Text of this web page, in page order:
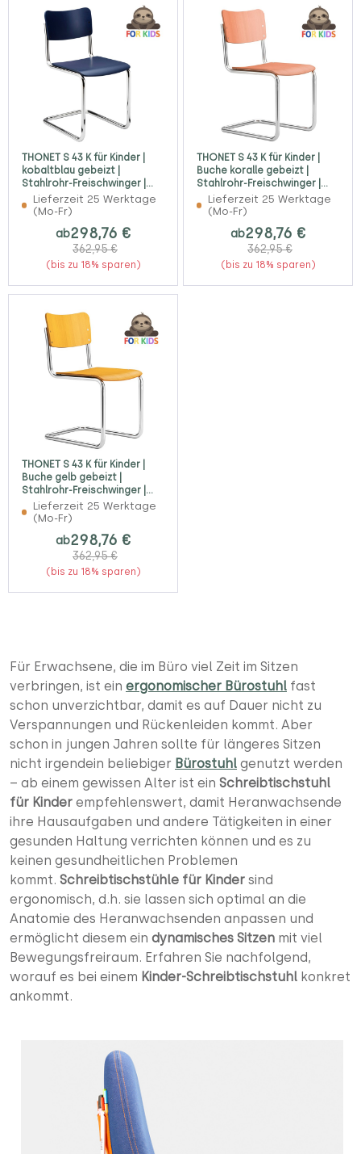
THONET S 43 K für Kinder |
kobaltblau gebeizt |
Stahlrohr-Freischwinger |
Gestell verchromt
Lieferzeit 25 Werktage
(Mo-Fr)
ab298,76 €
362,95 €
(bis zu 18% sparen)
THONET S 43 K für Kinder |
Buche koralle gebeizt |
Stahlrohr-Freischwinger |
Gestell verchromt
Lieferzeit 25 Werktage
(Mo-Fr)
ab298,76 €
362,95 €
(bis zu 18% sparen)
THONET S 43 K für Kinder |
Buche gelb gebeizt |
Stahlrohr-Freischwinger |
Gestell verchromt
Lieferzeit 25 Werktage
(Mo-Fr)
ab298,76 €
362,95 €
(bis zu 18% sparen)
Für Erwachsene, die im Büro viel Zeit im Sitzen
verbringen, ist ein ergonomischer Bürostuhl fast
schon unverzichtbar, damit es auf Dauer nicht zu
Verspannungen und Rückenleiden kommt. Aber
schon in jungen Jahren sollte für längeres Sitzen
nicht irgendein beliebiger Bürostuhl genutzt werden
– ab einem gewissen Alter ist ein Schreibtischstuhl
für Kinder empfehlenswert, damit Heranwachsende
ihre Hausaufgaben und andere Tätigkeiten in einer
gesunden Haltung verrichten können und es zu
keinen gesundheitlichen Problemen
kommt. Schreibtischstühle für Kinder sind
ergonomisch, d.h. sie lassen sich optimal an die
Anatomie des Heranwachsenden anpassen und
ermöglicht diesem ein dynamisches Sitzen mit viel
Bewegungsfreiraum. Erfahren Sie nachfolgend,
worauf es bei einem Kinder-Schreibtischstuhl konkret
ankommt.